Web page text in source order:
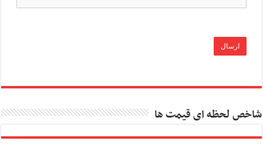
شاخص لحظه ای قیمت ها